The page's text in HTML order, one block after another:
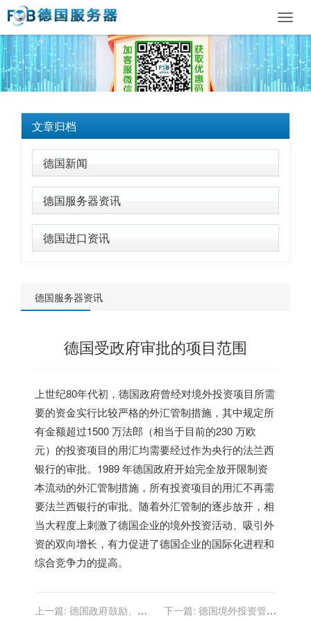
文章归档
德国新闻
德国服务器资讯
德国进口资讯
德国服务器资讯
德国受政府审批的项目范围
上世纪80年代初，德国政府曾经对境外投资项目所需
要的资金实行比较严格的外汇管制措施，其中规定所
有金额超过1500 万法郎（相当于目前的230 万欧
元）的投资项目的用汇均需要经过作为央行的法兰西
银行的审批。1989 年德国政府开始完全放开限制资
本流动的外汇管制措施，所有投资项目的用汇不再需
要法兰西银行的审批。随着外汇管制的逐步放开，相
当大程度上刺激了德国企业的境外投资活动、吸引外
资的双向增长，有力促进了德国企业的国际化进程和
综合竞争力的提高。
上一篇: 德国政府鼓励、限
下一篇: 德国境外投资管理